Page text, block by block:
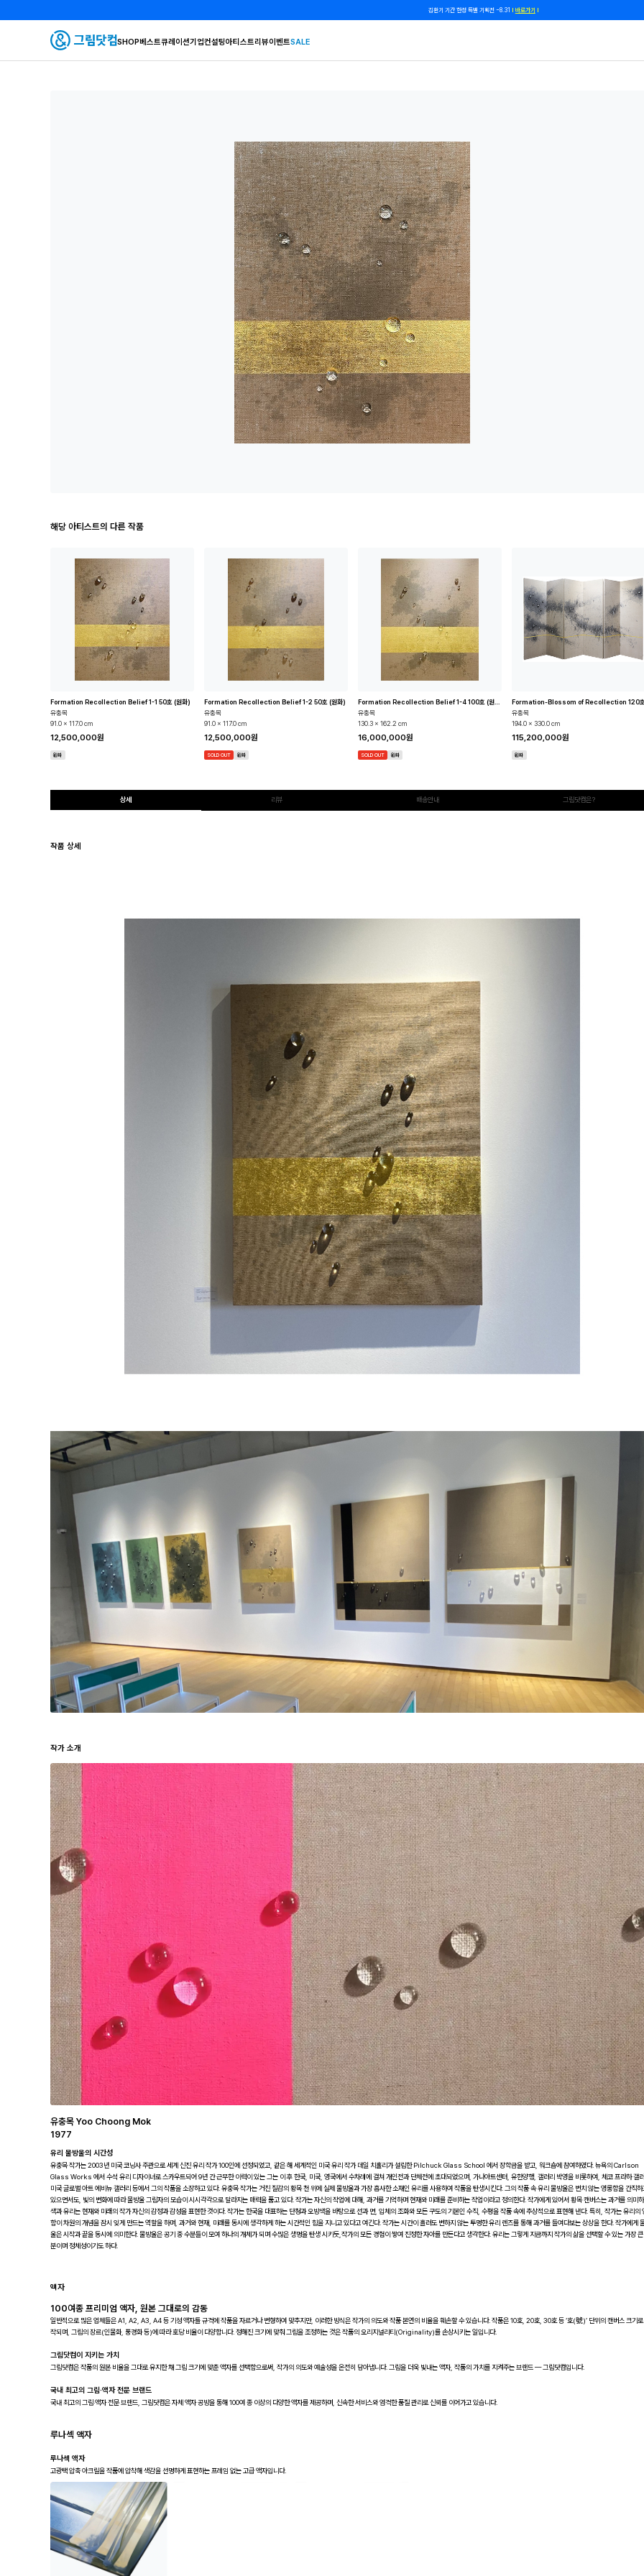
쿠폰 줄게, 친구 하자! 카카오톡 친구 추가하고 할인 쿠폰 받자!
SHOP베스트큐레이션기업컨설팅아티스트리뷰이벤트SALE
해당 아티스트의 다른 작품
Formation Recollection Belief 1-1 50호 (원화)
유충목
91.0 x 117.0 cm
12,500,000원
원화
Formation Recollection Belief 1-2 50호 (원화)
유충목
91.0 x 117.0 cm
12,500,000원
SOLD OUT 원화
유충목
130.3 x 162.2 cm
16,000,000원
SOLD OUT 원화
유충목
194.0 x 330.0 cm
115,200,000원
원화
상세 리뷰 배송안내 그림닷컴은?
작품 상세
작가 소개
유충목 Yoo Choong Mok
1977
유리 물방울의 시간성
유충목 작가는 2003년 미국 코닝사 주관으로 세계 신진 유리 작가 100인에 선정되었고, 같은 해 세계적인 미국 유리 작가 데일 치훌리가 설립한 Pilchuck Glass School 에서 장학금을 받고, 워크숍에 참여하였다. 뉴욕의 Carlson
Glass Works 에서 수석 유리 디자이너로 스카우트되어 9년 간 근무한 이력이 있는 그는 이 후 한국, 미국, 영국에서 수차례에 걸쳐 개인전과 단체전에 초대되었으며, 가나아트센터, 유한양행, 갤러리 박영을 비롯하여, 체코 프라하 갤
미국 글로벌 아트 에비뉴 갤러리 등에서 그의 작품을 소장하고 있다. 유충목 작가는 거친 질감의 황목 천 위에 실제 물방울과 가장 흡사한 소재인 유리를 사용하여 작품을 탄생시킨다. 그의 작품 속 유리 물방울은 변치 않는 영롱함을 간직하
있으면서도, 빛의 변화에 따라 물방울 그림자의 모습이 시시각각으로 달라지는 매력을 품고 있다. 작가는 자신의 작업에 대해, 과거를 기억하며 현재와 미래를 준비하는 작업이라고 정의한다. 작가에게 있어서 황목 캔버스는 과거를 의미
색과 유리는 현재와 미래의 작가 자신의 감정과 감성을 표현한 것이다. 작가는 한국을 대표하는 단청과 오방색을 바탕으로 선과 면, 입체의 조화와 모든 구도의 기본인 수직, 수평을 작품 속에 추상적으로 표현해 낸다. 특히, 작가는 유리의
함이 차원의 개념을 잠시 잊게 만드는 역할을 하며, 과거와 현재, 미래를 동시에 생각하게 하는 시간적인 힘을 지니고 있다고 여긴다. 작가는 시간이 흘러도 변하지 않는 투명한 유리 렌즈를 통해 과거를 들여다보는 상상을 한다. 작가에게
울은 시작과 끝을 동시에 의미한다. 물방울은 공기 중 수분들이 모여 하나의 개체가 되며 수많은 생명을 탄생 시키듯,작가의 모든 경험이 쌓여 진정한 자아를 만든다고 생각한다. 유리는 그렇게 지금까지 작가의 삶을 선택할 수 있는 가장
분이며 정체성이기도 하다.
액자
100여종 프리미엄 액자, 원본 그대로의 감동
일반적으로 많은 업체들은 A1, A2, A3, A4 등 기성 액자틀 규격에 작품을 자르거나 변형하여 맞추지만, 이러한 방식은 작가의 의도와 작품 본연의 비율을 훼손할 수 있습니다. 작품은 10호, 20호, 30호 등 ‘호(號)’ 단위의 캔버스 크기
작되며, 그림의 장르(인물화, 풍경화 등)에 따라 호당 비율이 다양합니다. 정해진 크기에 맞춰 그림을 조정하는 것은 작품의 오리지널리티(Originality)를 손상시키는 일입니다.
그림닷컴이 지키는 가치
그림닷컴은 작품의 원본 비율을 그대로 유지한 채 그림 크기에 맞춘 액자를 선택함으로써, 작가의 의도와 예술성을 온전히 담아냅니다. 그림을 더욱 빛내는 액자, 작품의 가치를 지켜주는 브랜드 — 그림닷컴입니다.
국내 최고의 그림·액자 전문 브랜드
국내 최고의 그림·액자 전문 브랜드, 그림닷컴은 자체 액자 공방을 통해 100여 종 이상의 다양한 액자를 제공하며, 신속한 서비스와 엄격한 품질 관리로 신뢰를 이어가고 있습니다.
루나섹 액자
루나섹 액자
고광택 압축 아크릴을 작품에 압착해 색감을 선명하게 표현하는 프레임 없는 고급 액자입니다.